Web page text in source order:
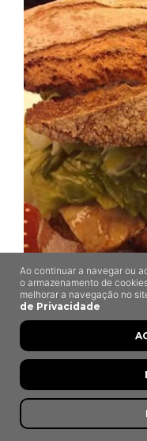
O Burgo
Castelo da
Ao continuar a navegar ou
o armazenamento de
melhorar a navegação no
de Privacidade